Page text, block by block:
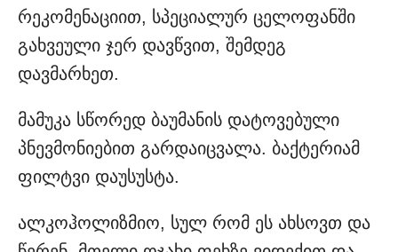
რეკომენაციით, სპეციალურ ცელოფანში
გახვეული ჯერ დავწვით, შემდეგ
დავმარხეთ.
მამუკა სწორედ ბაუმანის დატოვებული
პნევმონიებით გარდაიცვალა. ბაქტერიამ
ფილტვი დაუსუსტა.
ალკოჰოლიზმიო, სულ რომ ეს ახსოვთ და